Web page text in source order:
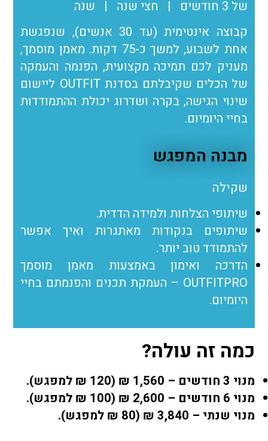
של 3 חודשים | חצי שנה | שנה
קבוצה אינטימית (עד 30 אנשים), שנפגשת
אחת לשבוע, למשך כ-75 דקות. מאמן מוסמך,
מעניק לכם תמיכה מקצועית, הפנמה והעמקה
של הכלים שקיבלתם בסדנת OUTFIT ליישום
שינוי הגישה, בקרה ושדרוג יכולת ההתמודדות
בחיי היומיום.
מבנה המפגש
שקילה
שיתופי הצלחות ולמידה הדדית.
שיתופים בנקודות מאתגרות ואיך אפשר
להתמודד טוב יותר.
הדרכה ואימון באמצעות מאמן מוסמך
OUTFITPRO – העמקת תכנים והפנמתם בחיי
היומיום.
כמה זה עולה?
מנוי 3 חודשים – 1,560 ₪ (120 ₪ למפגש).
מנוי 6 חודשים – 2,600 ₪ (100 ₪ למפגש).
מנוי שנתי – 3,840 ₪ (80 ₪ למפגש).